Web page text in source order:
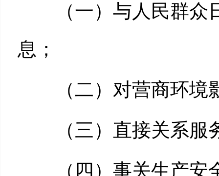
（一）与人民群众日
息；
（二）对营商环境
（三）直接关系服
（四）事关生产安全